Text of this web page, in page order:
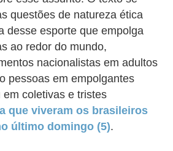
questões de natureza ética
desse esporte que empolga
ao redor do mundo,
nacionalistas em adultos
pessoas em empolgantes
coletivas e tristes
a que viveram os brasileiros
último domingo (5).